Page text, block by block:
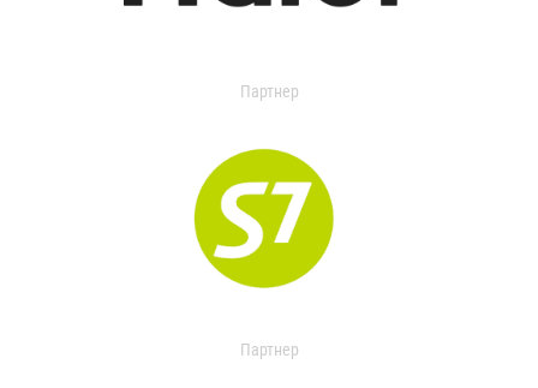
Партнер
Партнер